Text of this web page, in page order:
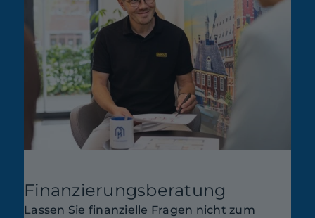
Finanzierungsberatung
Lassen Sie finanzielle Fragen nicht zum